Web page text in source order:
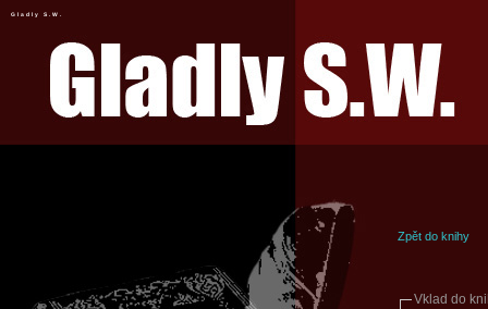
Gladly S.W.
Zpět do knihy
Vklad do